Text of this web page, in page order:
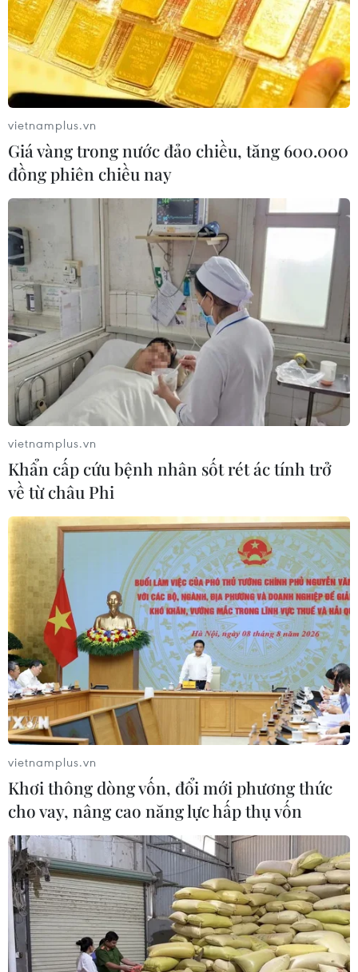
vietnamplus.vn
Giá vàng trong nước đảo chiều, tăng 600.000
đồng phiên chiều nay
vietnamplus.vn
Khẩn cấp cứu bệnh nhân sốt rét ác tính trở
về từ châu Phi
vietnamplus.vn
Khơi thông dòng vốn, đổi mới phương thức
cho vay, nâng cao năng lực hấp thụ vốn